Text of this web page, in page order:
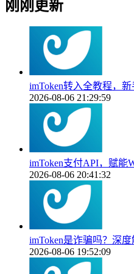
刚刚更新
imToken转入全教程，
2026-08-06 21:29:59
imToken支付API，赋能
2026-08-06 20:41:32
imToken是诈骗吗？深
2026-08-06 19:52:09